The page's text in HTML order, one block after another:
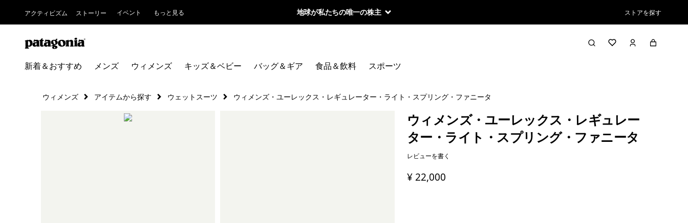
アクティビズム ストーリー イベント もっと見る 地球が私たちの唯一の株主 ストアを探す
新着＆おすすめ メンズ ウィメンズ キッズ＆ベビー バッグ＆ギア 食品＆飲料 スポーツ
ウィメンズ アイテムから探す ウェットスーツ ウィメンズ・ユーレックス・レギュレーター・ライト・スプリング・ファニータ
ウィメンズ・ユーレックス・レギュレー
ター・ライト・スプリング・ファニータ
レビューを書く
¥ 22,000